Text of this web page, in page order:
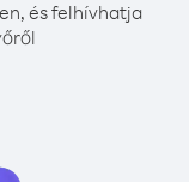
és felhívhatja